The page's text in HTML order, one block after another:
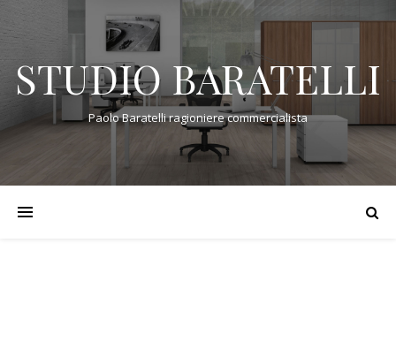
STUDIO BARATELLI
Paolo Baratelli ragioniere commercialista